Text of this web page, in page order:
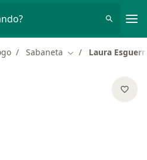
Sabaneta Cambiar de ciudad
Laura